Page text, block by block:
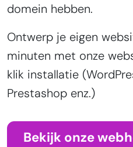
domein hebben.
Ontwerp je eigen
minuten met onze
klik installatie
Prestashop enz.)
Bekijk onze